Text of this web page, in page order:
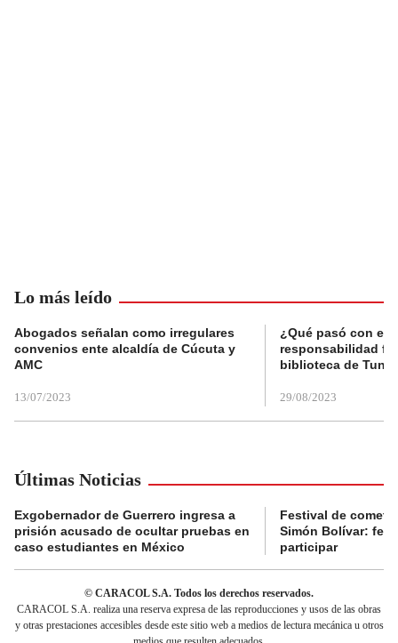
Lo más leído
Abogados señalan como irregulares
convenios ente alcaldía de Cúcuta y
AMC
13/07/2023
¿Qué pasó con el
responsabilidad
biblioteca de
29/08/2023
Últimas Noticias
Exgobernador de Guerrero ingresa a
prisión acusado de ocultar pruebas en
caso estudiantes en México
Festival de
Simón Bolívar:
participar
© CARACOL S.A. Todos los derechos reservados.
CARACOL S.A. realiza una reserva expresa de las reproducciones y usos de las obras
y otras prestaciones accesibles desde este sitio web a medios de lectura mecánica u otros